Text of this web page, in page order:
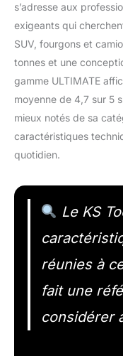
s’adresse aux
exigeants qui
SUV, fourgons et
tonnes et une
gamme ULTIMATE
moyenne de 4,7 sur 5
mieux notés de sa
caractéristiques
quotidien.
Le KS
réunies à
fait une
considérer